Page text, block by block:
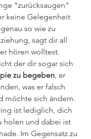
"zurücksaugen"
keine Gelegenheit
so wie zu
sagt dir all
hören wolltest.
der dir sogar sich
zu begeben, er
was er falsch
möchte sich ändern.
ist lediglich, dich
holen und dabei ist
Im Gegensatz zu